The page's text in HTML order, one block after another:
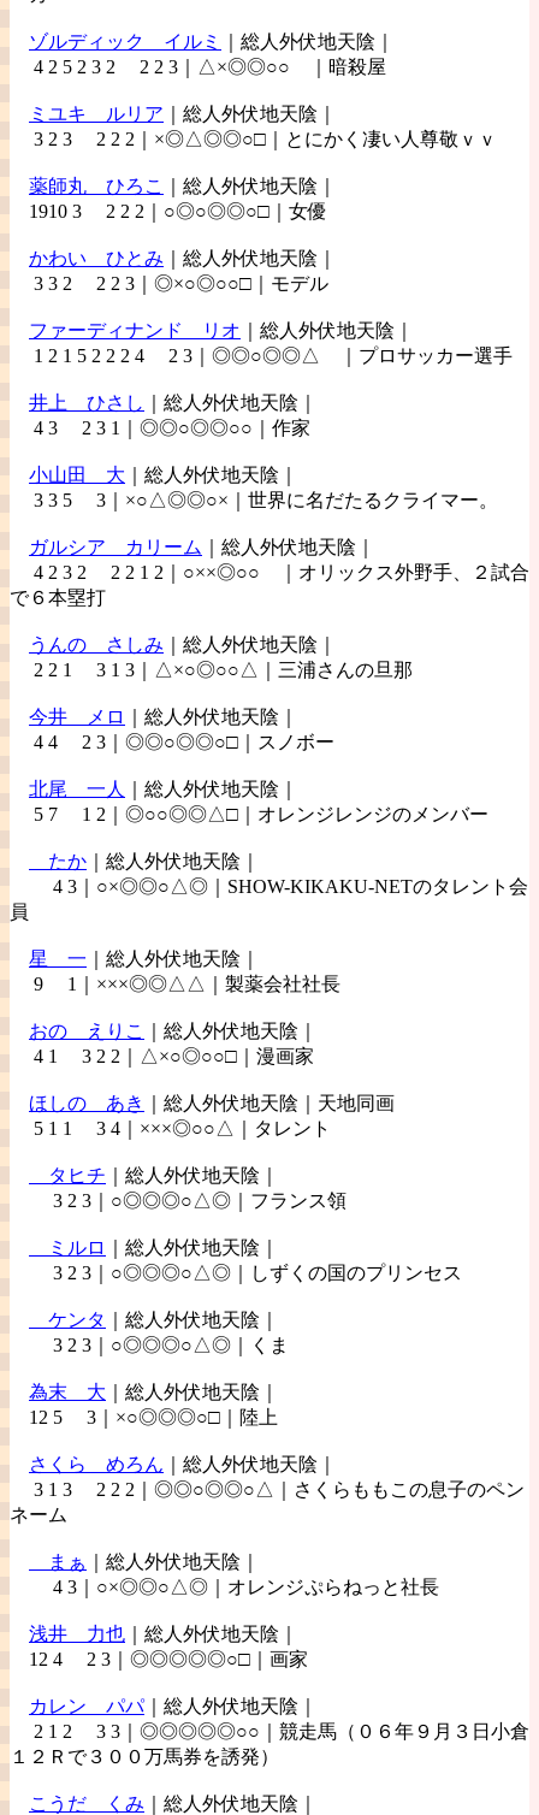
ゾルディック イルミ
｜総人外伏地天陰｜
4 2 5 2 3 2 2 2 3｜△×◎◎○○ ｜暗殺屋
ミユキ ルリア ｜総人外伏地天陰｜
3 2 3 2 2 2｜×◎△◎◎○□｜とにかく凄い人尊敬ｖｖ
薬師丸 ひろこ
｜総人外伏地天陰｜
1910 3 2 2 2｜○◎○◎◎○□｜女優
かわい ひとみ ｜総人外伏地天陰｜
3 3 2 2 2 3｜◎×○◎○○□｜モデル
ファーディナンド リオ ｜総人外伏地天陰｜
1 2 1 5 2 2 2 4 2 3｜◎◎○◎◎△ ｜プロサッカー選手
井上 ひさし
｜総人外伏地天陰｜
4 3 2 3 1｜◎◎○◎◎○○｜作家
小山田 大 ｜総人外伏地天陰｜
3 3 5 3｜×○△◎◎○×｜世界に名だたるクライマー。
ガルシア カリーム
｜総人外伏地天陰｜
4 2 3 2 2 2 1 2｜○××◎○○ ｜オリックス外野手、２試合
で６本塁打
うんの さしみ ｜総人外伏地天陰｜
2 2 1 3 1 3｜△×○◎○○△｜三浦さんの旦那
今井 メロ
｜総人外伏地天陰｜
4 4 2 3｜◎◎○◎◎○□｜スノボー
北尾 一人
｜総人外伏地天陰｜
5 7 1 2｜◎○○◎◎△□｜オレンジレンジのメンバー
たか ｜総人外伏地天陰｜
4 3｜○×◎◎○△◎｜SHOW-KIKAKU-NETのタレント会
員
星 一 ｜総人外伏地天陰｜
9 1｜×××◎◎△△｜製薬会社社長
おの えりこ
｜総人外伏地天陰｜
4 1 3 2 2｜△×○◎○○□｜漫画家
ほしの あき
｜総人外伏地天陰｜天地同画
5 1 1 3 4｜×××◎○○△｜タレント
タヒチ ｜総人外伏地天陰｜
3 2 3｜○◎◎◎○△◎｜フランス領
ミルロ
｜総人外伏地天陰｜
3 2 3｜○◎◎◎○△◎｜しずくの国のプリンセス
ケンタ
｜総人外伏地天陰｜
3 2 3｜○◎◎◎○△◎｜くま
為末 大 ｜総人外伏地天陰｜
12 5 3｜×○◎◎◎○□｜陸上
さくら めろん ｜総人外伏地天陰｜
3 1 3 2 2 2｜◎◎○◎◎○△｜さくらももこの息子のペン
ネーム
まぁ
｜総人外伏地天陰｜
4 3｜○×◎◎○△◎｜オレンジぷらねっと社長
浅井 力也 ｜総人外伏地天陰｜
12 4 2 3｜◎◎◎◎◎○□｜画家
カレン パパ｜総人外伏地天陰｜
2 1 2 3 3｜◎◎◎◎◎○○｜競走馬（０６年９月３日小倉
１２Ｒで３００万馬券を誘発）
こうだ くみ ｜総人外伏地天陰｜